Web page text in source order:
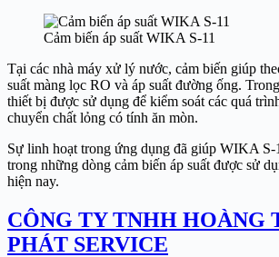
Cảm biến áp suất WIKA S-11
Tại các nhà máy xử lý nước, cảm biến giúp
suất màng lọc RO và áp suất đường ống.
thiết bị được sử dụng để kiểm soát các quá
chuyển chất lỏng có tính ăn mòn.
Sự linh hoạt trong ứng dụng đã giúp WIKA S-
trong những dòng cảm biến áp suất được sử
hiện nay.
CÔNG TY TNHH HOÀNG
PHÁT SERVICE